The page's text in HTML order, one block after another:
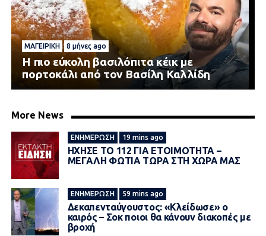
ΜΑΓΕΙΡΙΚΉ 8 μήνες ago
Η πιο εύκολη βασιλόπιτα κέικ με
πορτοκάλι από τον Βασίλη Καλλίδη
More News
ΕΝΗΜΈΡΩΣΗ 19 mins ago
ΗΧΗΣΕ ΤΟ 112 ΓΙΑ ΕΤΟΙΜΟΤΗΤΑ –
ΜΕΓΑΛΗ ΦΩΤΙΑ ΤΩΡΑ ΣΤΗ ΧΩΡΑ ΜΑΣ
ΕΝΗΜΈΡΩΣΗ 59 mins ago
Δεκαπενταύγουστος: «Κλείδωσε» ο
καιρός – Σoκ ποιοι θα κάνουν διακοπές με
βροχή